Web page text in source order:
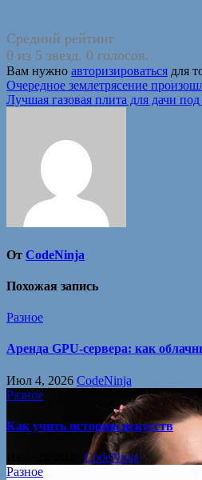
Средний рейтинг
0 из 5 звезд. 0 голосов.
Вам нужно авторизироваться для
Навигация
по
Очередное землетрясение
Лучшая газовая плита для дачи
От CodeNinja
Похожая запись
Разное
Аренда GPU-сервера: как
Июл 4, 2026 CodeNinja
Разное
Как учить историю искусств
CodeNinja
Разное